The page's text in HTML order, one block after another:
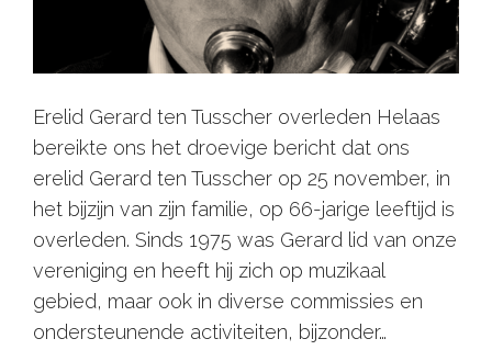
Erelid Gerard ten Tusscher overleden Helaas
bereikte ons het droevige bericht dat ons
erelid Gerard ten Tusscher op 25 november, in
het bijzijn van zijn familie, op 66-jarige leeftijd is
overleden. Sinds 1975 was Gerard lid van onze
vereniging en heeft hij zich op muzikaal
gebied, maar ook in diverse commissies en
ondersteunende activiteiten, bijzonder…